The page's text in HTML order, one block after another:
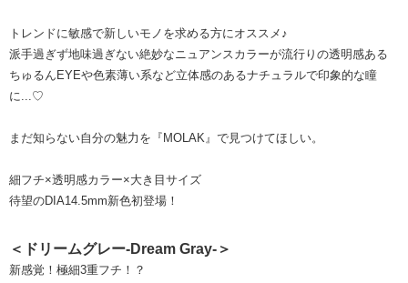
トレンドに敏感で新しいモノを求める方にオススメ♪
派手過ぎず地味過ぎない絶妙なニュアンスカラーが流行りの透明感ある
ちゅるんEYEや色素薄い系など立体感のあるナチュラルで印象的な瞳
に...♡
まだ知らない自分の魅力を『MOLAK』で見つけてほしい。
細フチ×透明感カラー×大き目サイズ
待望のDIA14.5mm新色初登場！
＜ドリームグレー-Dream Gray-＞
新感覚！極細3重フチ！？